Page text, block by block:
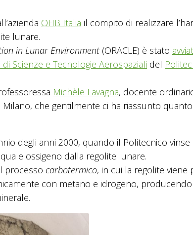
OHB Italia il compito di realizzare
lunare.
in Lunar Environment (ORACLE) è stato
Scienze e Tecnologie Aerospaziali del
Michèle Lavagna, docente
che gentilmente ci ha riassunto quanto
degli anni 2000, quando il Politecnico vinse
e ossigeno dalla regolite lunare.
processo carbotermico, in cui la regolite viene
con metano e idrogeno, producendo